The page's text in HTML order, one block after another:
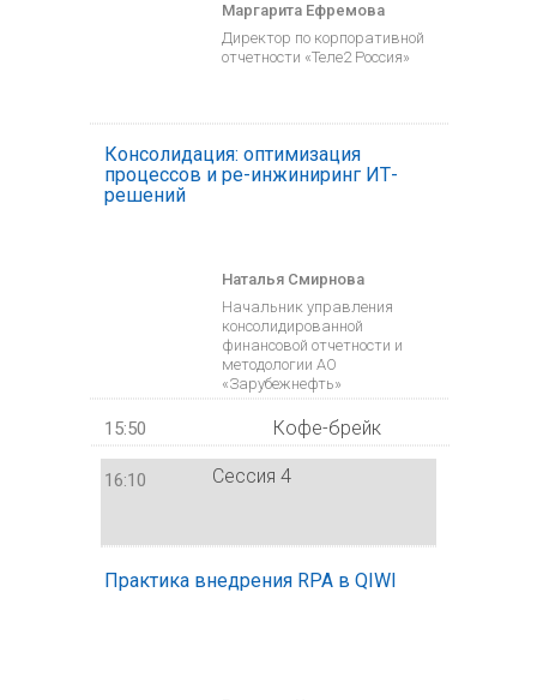
Директор по корпоративной
отчетности «Теле2 Россия»
Маргарита Ефремова
Консолидация: оптимизация
процессов и ре-инжиниринг ИТ-
решений
Начальник управления
консолидированной
финансовой отчетности и
методологии АО
«Зарубежнефть»
Наталья Смирнова
Кофе-брейк
15:50
16:10 Сессия 4
Практика внедрения RPA в QIWI